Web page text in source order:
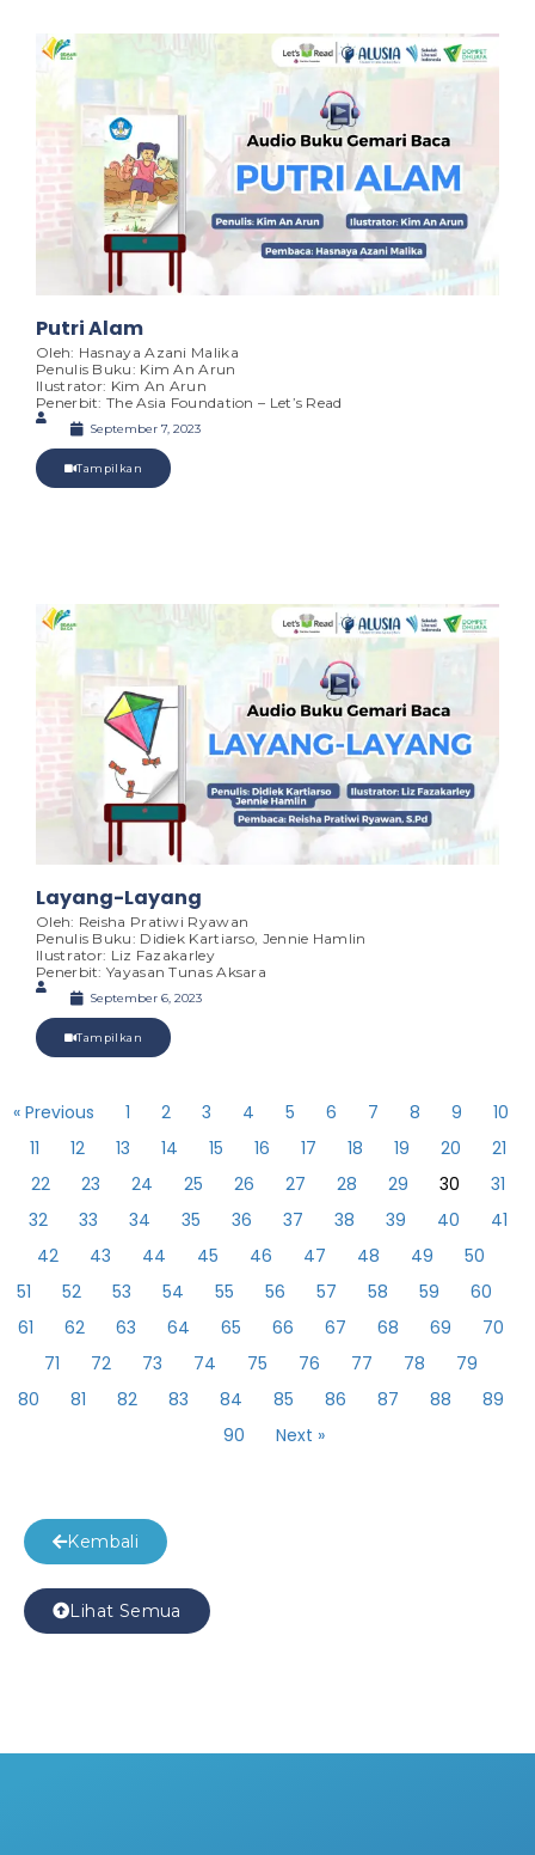
Putri Alam
Oleh: Hasnaya Azani Malika
Penulis Buku: Kim An Arun
Ilustrator: Kim An Arun
Penerbit: The Asia Foundation – Let’s Read
September 7, 2023
Tampilkan
Layang-Layang
Oleh: Reisha Pratiwi Ryawan
Penulis Buku: Didiek Kartiarso, Jennie Hamlin
Ilustrator: Liz Fazakarley
Penerbit: Yayasan Tunas Aksara
September 6, 2023
Tampilkan
« Previous 1 2 3 4 5 6 7 8 9
10
11
12 13 14 15 16 17 18 19 20
21
22
23 24 25 26 27 28 29 30
31
32
33 34 35 36 37 38 39 40
41
42
43 44 45 46 47 48 49
50
51
52 53 54 55 56 57 58 59
60
61
62 63 64 65 66 67 68 69
70
71
72 73 74 75 76 77 78
79
80
81 82 83 84 85 86 87 88
89
90
Next »
Kembali
Lihat Semua